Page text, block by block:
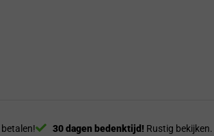
30 dagen bedenktijd! Rustig bekijken.